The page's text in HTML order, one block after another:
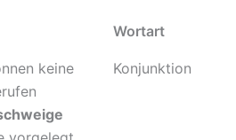
Wortart
keine
Konjunktion